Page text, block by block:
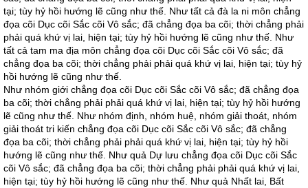
tại; tùy hỷ hồi hướng lẽ cũng như thế. Như tất cả đà la ni môn chẳng
đọa cõi Dục cõi Sắc cõi Vô sắc; đã chẳng đọa ba cõi; thời chẳng phải
phải quá khứ vị lai, hiện tại; tùy hỷ hồi hướng lẽ cũng như thế. Như
tất cả tam ma địa môn chẳng đọa cõi Dục cõi Sắc cõi Vô sắc; đã
chẳng đọa ba cõi; thời chẳng phải phải quá khứ vị lai, hiện tại; tùy hỷ
hồi hướng lẽ cũng như thế.
Như nhóm giới chẳng đọa cõi Dục cõi Sắc cõi Vô sắc; đã chẳng đọa
ba cõi; thời chẳng phải phải quá khứ vị lai, hiện tại; tùy hỷ hồi hướng
lẽ cũng như thế. Như nhóm định, nhóm huệ, nhóm giải thoát, nhóm
giải thoát tri kiến chẳng đọa cõi Dục cõi Sắc cõi Vô sắc; đã chẳng
đọa ba cõi; thời chẳng phải phải quá khứ vị lai, hiện tại; tùy hỷ hồi
hướng lẽ cũng như thế. Như quả Dự lưu chẳng đọa cõi Dục cõi Sắc
cõi Vô sắc; đã chẳng đọa ba cõi; thời chẳng phải phải quá khứ vị lai,
hiện tại; tùy hỷ hồi hướng lẽ cũng như thế. Như quả Nhất lai, Bất